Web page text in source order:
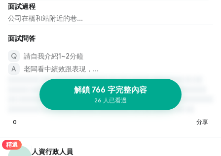
面試過程
公司在橋和站附近的巷...
面試問答
請自我介紹1~2分鐘
老闆看中績效跟表現，...
解鎖 766 字完整內容
26 人已看過
0 分享
精選
人資行政人員